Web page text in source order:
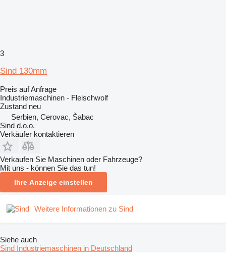
3
Sind 130mm
Preis auf Anfrage
Industriemaschinen - Fleischwolf
Zustand neu
Serbien, Cerovac, Šabac
Sind d.o.o.
Verkäufer kontaktieren
Verkaufen Sie Maschinen oder Fahrzeuge?
Mit uns - können Sie das tun!
Ihre Anzeige einstellen
Weitere Informationen zu Sind
Siehe auch
Sind Industriemaschinen in Deutschland